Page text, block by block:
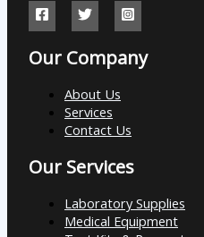
Our Company
About Us
Services
Contact Us
Our Services
Laboratory Supplies
Medical Equipment